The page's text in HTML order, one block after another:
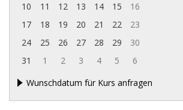
10
11 12 13 14 15
16
17
18 19 20 21 22
23
24
25 26 27 28 29
30
31
1 2 3 4 5
6
Wunschdatum für Kurs anfragen